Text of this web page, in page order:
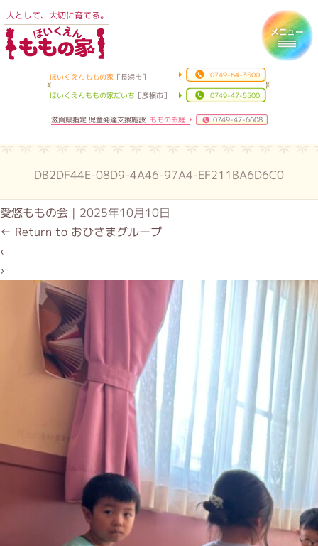
人として、大切に育てる。
ほいくえんももの家 ［長浜市］ 0749-64-3500
ほいくえんももの家だいち ［彦根市］ 0749-47-5500
滋賀県指定 児童発達支援施設もものお庭 0749-47-6608
DB2DF44E-08D9-4A46-97A4-EF211BA6D6C0
愛悠ももの会 | 2025年10月10日
← Return to おひさまグループ
‹
›